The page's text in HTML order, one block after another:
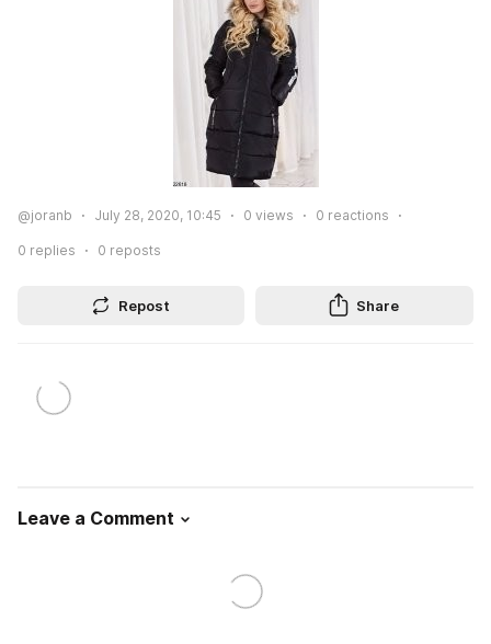
@joranb July 28, 2020, 10:45 0 views 0 reactions
0 replies 0 reposts
Repost Share
Leave a Comment